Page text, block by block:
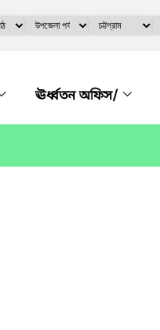
ঊর্ধ্বতন অফিস/